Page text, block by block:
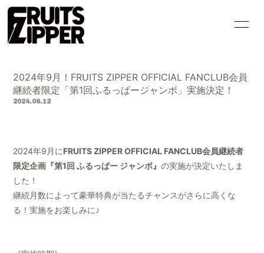
SCHEDULE PROFILE
BLOG MOVIE
PHOTO Q&A
2024年9月！FRUITS ZIPPER OFFICIAL FANCLUB会員
継続者限定「第1回ふるっぱージャンボ」実施決定！
2024.06.12
2024年9月にFRUITS ZIPPER OFFICIAL FANCLUB会員継続者
限定企画『第1回 ふるっぱー ジャンボ』の実施が決定いたしま
した！
継続月数によって豪華特典が当たるチャンスがさらに高くな
る！実施をお楽しみに♪